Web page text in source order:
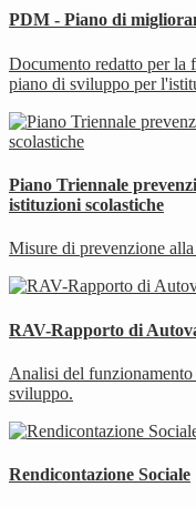
PDM - Piano di
Documento redatto per la
piano di sviluppo per
Piano Triennale
istituzioni scolastiche
Misure di prevenzione
RAV-Rapporto di
Analisi del
sviluppo.
Rendicontazione Sociale